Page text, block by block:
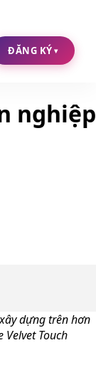
ĐĂNG KÝ ▾
nghiệp
dựng trên hơn
Touch